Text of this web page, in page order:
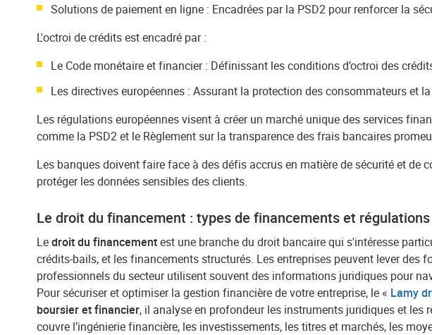
Solutions de paiement en ligne : Encadrées par la PSD2 pour renforcer la
L'octroi de crédits est encadré par :
Le Code monétaire et financier : Définissant les conditions d’octroi des
Les directives européennes : Assurant la protection des consommateurs et
Les régulations européennes visent à créer un marché unique des services
comme la PSD2 et le Règlement sur la transparence des frais bancaires
Les banques doivent faire face à des défis accrus en matière de sécurité et
protéger les données sensibles des clients.
Le droit du financement : types de financements et
Ledroit du financementest une branche du droit bancaire qui s'intéresse
crédits-bails, et les financements structurés. Les entreprises peuvent lever
professionnels du secteur utilisent souvent des informations juridiques pour
Pour sécuriser et optimiser la gestion financière de votre entreprise, le « Lamy
boursier et financier, il analyse en profondeur les instruments juridiques et
couvre l’ingénierie financière, les investissements, les titres et marchés, les